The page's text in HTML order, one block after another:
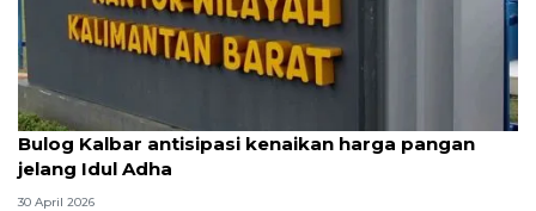
Bulog Kalbar antisipasi kenaikan harga pangan
jelang Idul Adha
30 April 2026